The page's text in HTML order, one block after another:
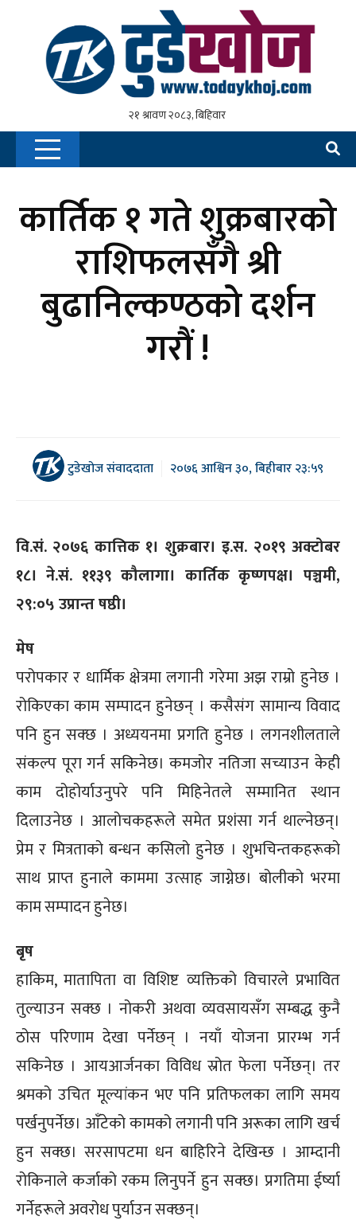
कार्तिक १ गते शुक्रबारको
राशिफलसँगै श्री
बुढानिल्कण्ठको दर्शन
गरौं !
टुडेखोज संवाददाता २०७६ आश्विन ३०, बिहीबार २३:५९
वि.सं. २०७६ कात्तिक १। शुक्रबार। इ.स. २०१९ अक्टोबर
१८। ने.सं. ११३९ कौलागा। कार्तिक कृष्णपक्ष। पञ्चमी,
२९:०५ उप्रान्त षष्ठी।
मेष
परोपकार र धार्मिक क्षेत्रमा लगानी गरेमा अझ राम्रो हुनेछ ।
रोकिएका काम सम्पादन हुनेछन् । कसैसंग सामान्य विवाद
पनि हुन सक्छ । अध्ययनमा प्रगति हुनेछ । लगनशीलताले
संकल्प पूरा गर्न सकिनेछ। कमजोर नतिजा सच्याउन केही
काम दोहोर्याउनुपरे पनि मिहिनेतले सम्मानित स्थान
दिलाउनेछ । आलोचकहरूले समेत प्रशंसा गर्न थाल्नेछन्।
प्रेम र मित्रताको बन्धन कसिलो हुनेछ । शुभचिन्तकहरूको
साथ प्राप्त हुनाले काममा उत्साह जाग्नेछ। बोलीको भरमा
काम सम्पादन हुनेछ।
बृष
हाकिम, मातापिता वा विशिष्ट व्यक्तिको विचारले प्रभावित
तुल्याउन सक्छ । नोकरी अथवा व्यवसायसँग सम्बद्ध कुनै
ठोस परिणाम देखा पर्नेछन् । नयाँ योजना प्रारम्भ गर्न
सकिनेछ । आयआर्जनका विविध स्रोत फेला पर्नेछन्। तर
श्रमको उचित मूल्यांकन भए पनि प्रतिफलका लागि समय
पर्खनुपर्नेछ। आँटेको कामको लगानी पनि अरूका लागि खर्च
हुन सक्छ। सरसापटमा धन बाहिरिने देखिन्छ । आम्दानी
रोकिनाले कर्जाको रकम लिनुपर्ने हुन सक्छ। प्रगतिमा ईर्ष्या
गर्नेहरूले अवरोध पुर्याउन सक्छन्।